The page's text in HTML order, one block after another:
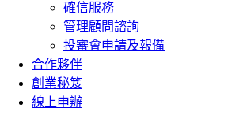
確信服務
管理顧問諮詢
投審會申請及報備
合作夥伴
創業秘笈
線上申辦